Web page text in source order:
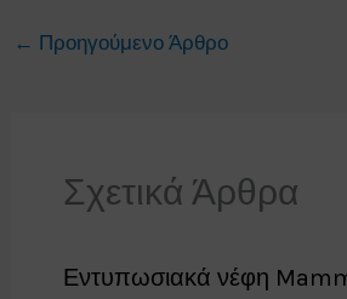
← Προηγούμενο Άρθρο
Σχετικά Άρθρα
Εντυπωσιακά νέφη